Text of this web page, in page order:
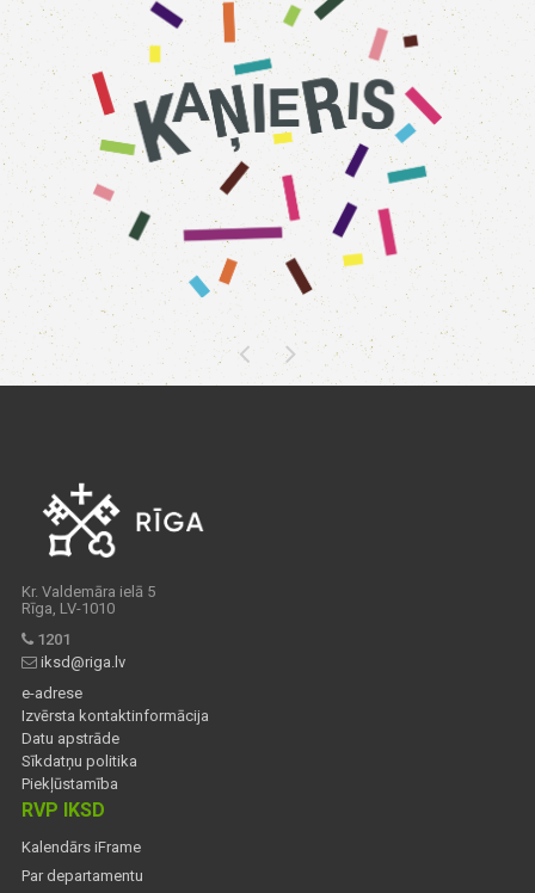
Kr. Valdemāra ielā 5
Rīga, LV-1010
1201
iksd@riga.lv
e-adrese
Izvērsta kontaktinformācija
Datu apstrāde
Sīkdatņu politika
Piekļūstamība
RVP IKSD
Kalendārs iFrame
Par departamentu